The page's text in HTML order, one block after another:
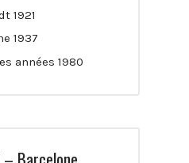
1921
1937
années 1980